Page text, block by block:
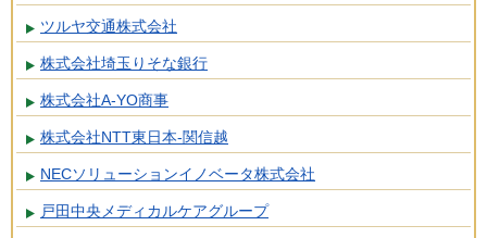
ツルヤ交通株式会社
株式会社埼玉りそな銀行
株式会社A-YO商事
株式会社NTT東日本-関信越
NECソリューションイノベータ株式会社
戸田中央メディカルケアグループ